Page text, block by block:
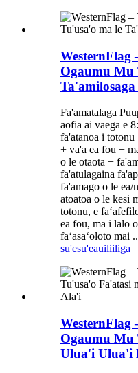
Ogaumu Mu
Fa'amatalaga
aofia ai vaega e
fa'atanoa i totonu
+ va'a ea fou +
o le otaota +
fa'atulagaina
fa'amago o le
atoatoa o le kesi
totonu, e
ea fou, ma i lalo
faʻasaʻoloto mai
su'esu'eauiliiliga
Ogaumu Mu
Ulua'i Ulua'i